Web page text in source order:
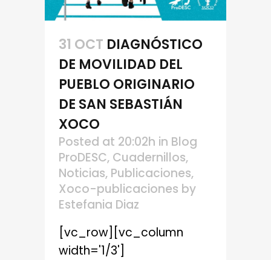
31 OCT DIAGNÓSTICO
DE MOVILIDAD DEL
PUEBLO ORIGINARIO
DE SAN SEBASTIÁN
XOCO
Posted at 20:02h in Blog
ProDESC, Cuadernillos,
Noticias, Publicaciones,
Xoco-publicaciones by
Estefania Diaz
[vc_row][vc_column
width='1/3']